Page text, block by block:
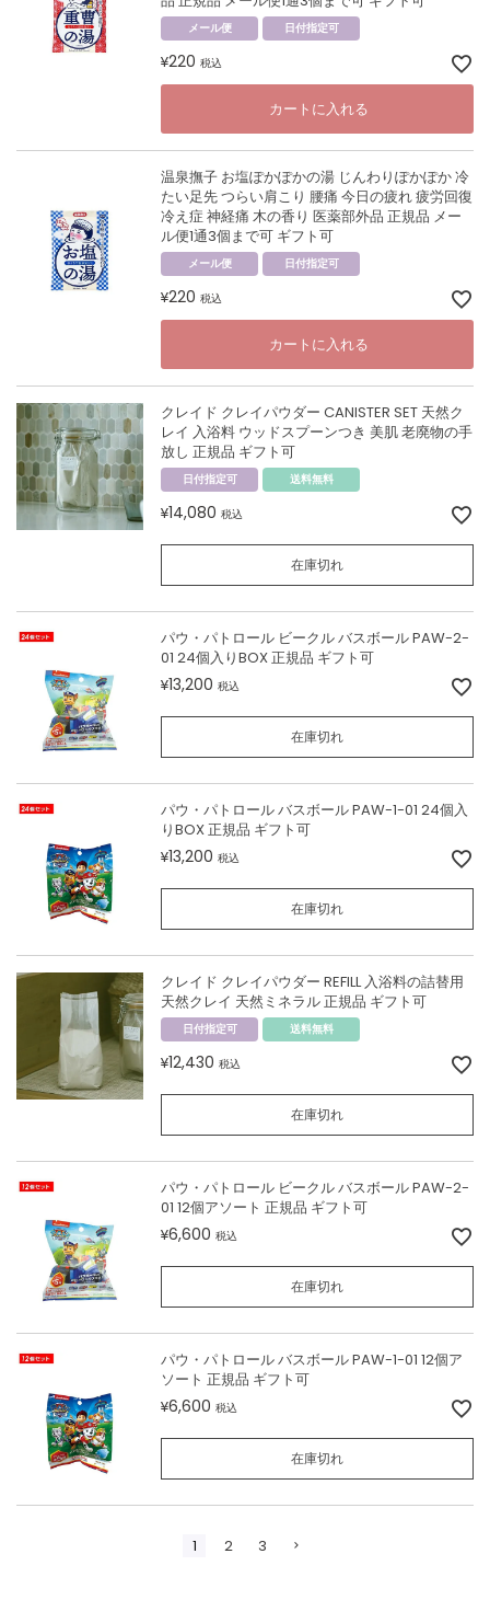
メール便 日付指定可
¥220 税込
カートに入れる
温泉撫子 お塩ぽかぽかの湯 じんわりぽかぽか 冷
たい足先 つらい肩こり 腰痛 今日の疲れ 疲労回復
冷え症 神経痛 木の香り 医薬部外品 正規品 メー
ル便1通3個まで可 ギフト可
メール便 日付指定可
¥220 税込
カートに入れる
クレイド クレイパウダー CANISTER SET 天然ク
レイ 入浴料 ウッドスプーンつき 美肌 老廃物の手
放し 正規品 ギフト可
日付指定可 送料無料
¥14,080 税込
在庫切れ
パウ・パトロール ビークル バスボール PAW-2-
01 24個入りBOX 正規品 ギフト可
¥13,200 税込
在庫切れ
パウ・パトロール バスボール PAW-1-01 24個入
りBOX 正規品 ギフト可
¥13,200 税込
在庫切れ
クレイド クレイパウダー REFILL 入浴料の詰替用
天然クレイ 天然ミネラル 正規品 ギフト可
日付指定可 送料無料
¥12,430 税込
在庫切れ
パウ・パトロール ビークル バスボール PAW-2-
01 12個アソート 正規品 ギフト可
¥6,600 税込
在庫切れ
パウ・パトロール バスボール PAW-1-01 12個ア
ソート 正規品 ギフト可
¥6,600 税込
在庫切れ
1 2 3